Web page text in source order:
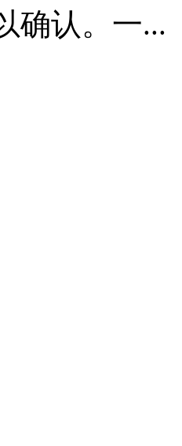
确认。一...